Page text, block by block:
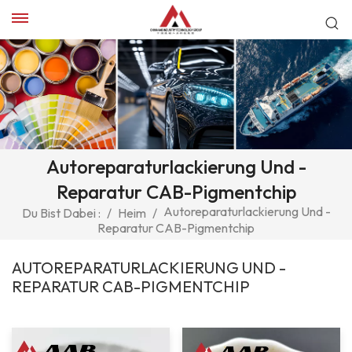
Autoreparaturlackierung Und -
Reparatur CAB-Pigmentchip
Du Bist Dabei : / Heim / Autoreparaturlackierung Und -
Reparatur CAB-Pigmentchip
AUTOREPARATURLACKIERUNG UND -
REPARATUR CAB-PIGMENTCHIP